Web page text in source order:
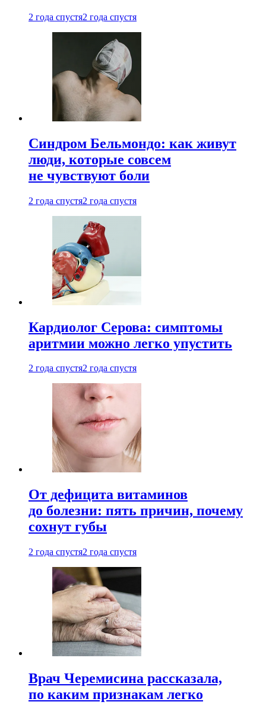
2 года спустя2 года спустя
Синдром Бельмондо: как живут
люди, которые совсем
не чувствуют боли
2 года спустя2 года спустя
Кардиолог Серова: симптомы
аритмии можно легко упустить
2 года спустя2 года спустя
От дефицита витаминов
до болезни: пять причин, почему
сохнут губы
2 года спустя2 года спустя
Врач Черемисина рассказала,
по каким признакам легко